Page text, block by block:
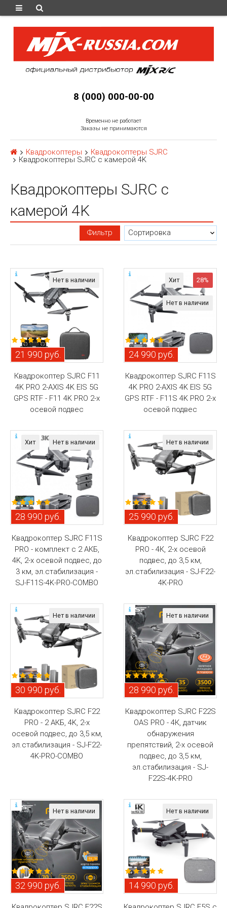
8 (000) 000-00-00
Временно не работает
Заказы не принимаются
Квадрокоптеры
Квадрокоптеры SJRC
Квадрокоптеры SJRC с камерой 4K
Квадрокоптеры SJRC с
камерой 4K
Фильтр
Нет в наличии
21 990 руб.
Квадрокоптер SJRC F11
4K PRO 2-AXIS 4K EIS 5G
GPS RTF - F11 4K PRO 2-х
осевой подвес
Хит 28%
Нет в наличии
24 990 руб.
Квадрокоптер SJRC F11S
4K PRO 2-AXIS 4K EIS 5G
GPS RTF - F11S 4K PRO 2-х
осевой подвес
Хит Нет в наличии
28 990 руб.
Квадрокоптер SJRC F11S
PRO - комплект с 2 АКБ,
4K, 2-х осевой подвес, до
3 км, эл.стабилизация -
SJ-F11S-4K-PRO-COMBO
Нет в наличии
25 990 руб.
Квадрокоптер SJRC F22
PRO - 4К, 2-х осевой
подвес, до 3,5 км,
эл.стабилизация - SJ-F22-
4K-PRO
Нет в наличии
30 990 руб.
Квадрокоптер SJRC F22
PRO - 2 АКБ, 4K, 2-х
осевой подвес, до 3,5 км,
эл.стабилизация - SJ-F22-
4K-PRO-COMBO
Нет в наличии
28 990 руб.
Квадрокоптер SJRC F22S
OAS PRO - 4К, датчик
обнаружения
препятствий, 2-х осевой
подвес, до 3,5 км,
эл.стабилизация - SJ-
F22S-4K-PRO
Нет в наличии
32 990 руб.
Нет в наличии
14 990 руб.